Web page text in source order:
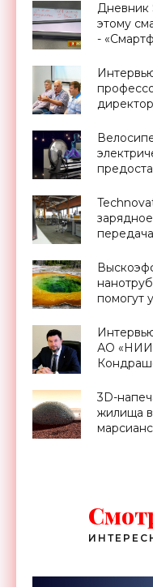
Дневник
этому
-
МИФИ -
проект
помогут
панели -
АО
Форума
3D-
жилища